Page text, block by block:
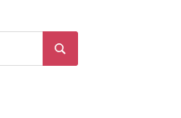
Buscar